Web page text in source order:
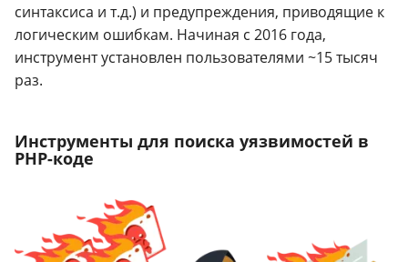
синтаксиса и т.д.) и предупреждения, приводящие к
логическим ошибкам. Начиная с 2016 года,
инструмент установлен пользователями ~15 тысяч
раз.
Инструменты для поиска уязвимостей в
PHP-коде